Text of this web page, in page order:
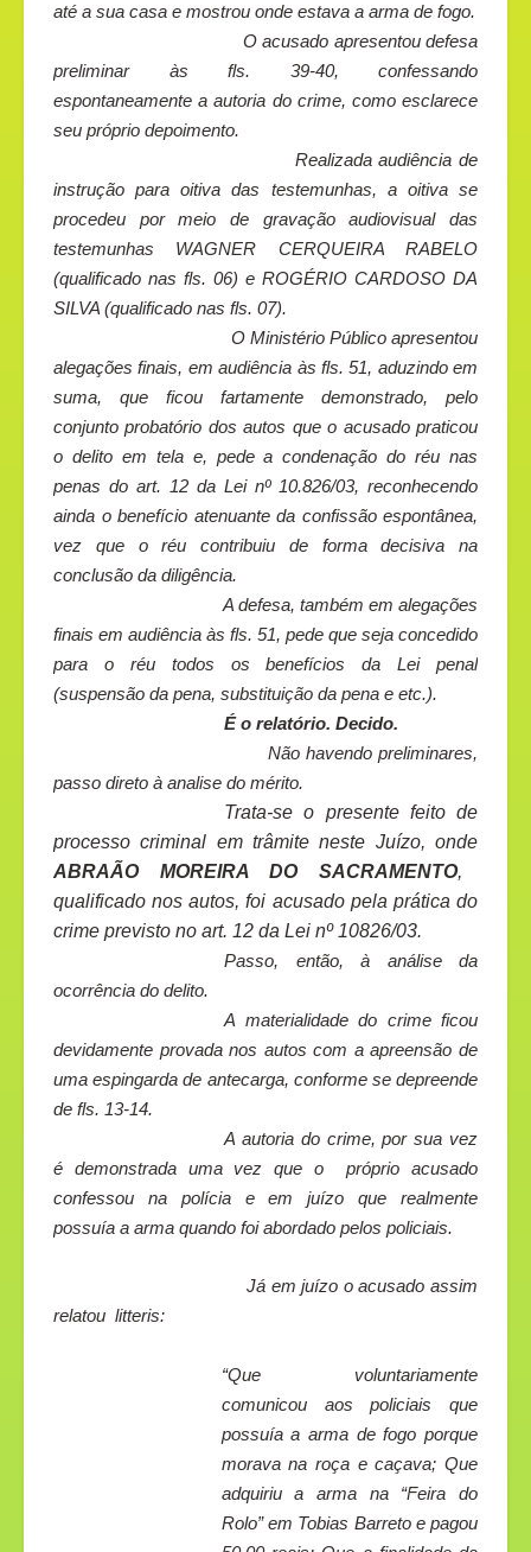
até a sua casa e mostrou onde estava a arma de fogo.
O acusado apresentou defesa
preliminar às fls. 39-40, confessando
espontaneamente a autoria do crime, como esclarece
seu próprio depoimento.
Realizada audiência de
instrução para oitiva das testemunhas, a oitiva se
procedeu por meio de gravação audiovisual das
testemunhas WAGNER CERQUEIRA RABELO
(qualificado nas fls. 06) e ROGÉRIO CARDOSO DA
SILVA (qualificado nas fls. 07).
O Ministério Público apresentou
alegações finais, em audiência às fls. 51, aduzindo em
suma, que ficou fartamente demonstrado, pelo
conjunto probatório dos autos que o acusado praticou
o delito em tela e, pede a condenação do réu nas
penas do art. 12 da Lei nº 10.826/03, reconhecendo
ainda o benefício atenuante da confissão espontânea,
vez que o réu contribuiu de forma decisiva na
conclusão da diligência.
A defesa, também em alegações
finais em audiência às fls. 51, pede que seja concedido
para o réu todos os benefícios da Lei penal
(suspensão da pena, substituição da pena e etc.).
É o relatório. Decido.
Não havendo preliminares,
passo direto à analise do mérito.
Trata-se o presente feito de
processo criminal em trâmite neste Juízo, onde
ABRAÃO MOREIRA DO SACRAMENTO,
qualificado nos autos, foi acusado pela prática do
crime previsto no art. 12 da Lei nº 10826/03.
Passo, então, à análise da
ocorrência do delito.
A materialidade do crime ficou
devidamente provada nos autos com a apreensão de
uma espingarda de antecarga, conforme se depreende
de fls. 13-14.
A autoria do crime, por sua vez
é demonstrada uma vez que o
próprio acusado
confessou na polícia e em juízo que realmente
possuía a arma quando foi abordado pelos policiais.
Já em juízo o acusado assim
relatou litteris:
“Que voluntariamente
comunicou aos policiais que
possuía a arma de fogo porque
morava na roça e caçava; Que
adquiriu a arma na “Feira do
Rolo” em Tobias Barreto e pagou